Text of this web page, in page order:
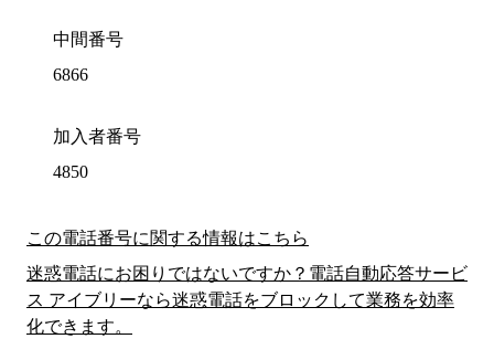
中間番号
6866
加入者番号
4850
この電話番号に関する情報はこちら
迷惑電話にお困りではないですか？電話自動応答サービ
ス アイブリーなら迷惑電話をブロックして業務を効率
化できます。